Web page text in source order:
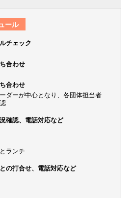
ール
チェック
合わせ
合わせ
ダーが中心となり、各団体担当者
確認、電話対応など
ランチ
の打合せ、電話対応など